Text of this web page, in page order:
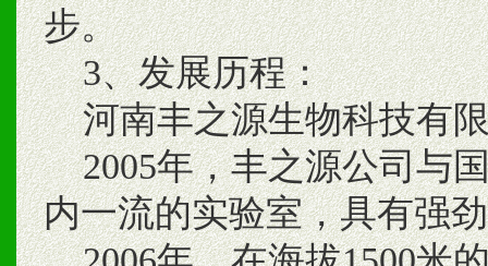
步。
3、发展历程：
河南丰之源生物科技有限
2005年，丰之源公司与
内一流的实验室，具有强